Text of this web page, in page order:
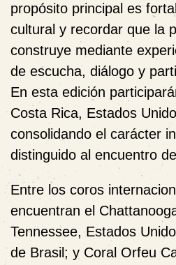
propósito principal es
cultural y recordar que la
construye mediante
de escucha, diálogo y
En esta edición
Costa Rica, Estados
consolidando el carácter
distinguido al encuentro
Entre los coros
encuentran el
Tennessee, Estados
de Brasil; y Coral Orfeu